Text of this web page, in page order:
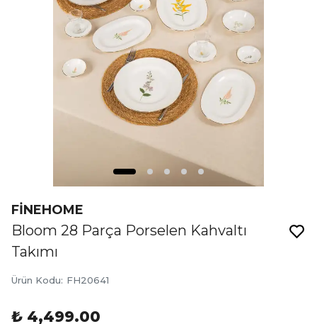
FİNEHOME
Bloom 28 Parça Porselen Kahvaltı
Takımı
Ürün Kodu: FH20641
₺ 4,499.00